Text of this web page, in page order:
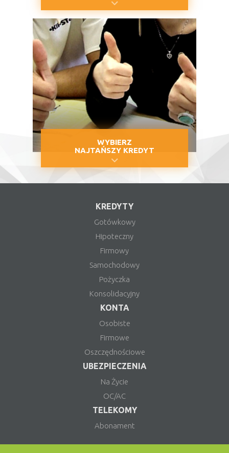
WYBIERZ
NAJTAŃSZY KREDYT
KREDYTY
Gotówkowy
Hipoteczny
Firmowy
Samochodowy
Pożyczka
Konsolidacyjny
KONTA
Osobiste
Firmowe
Oszczędnościowe
UBEZPIECZENIA
Na Życie
OC/AC
TELEKOMY
Abonament